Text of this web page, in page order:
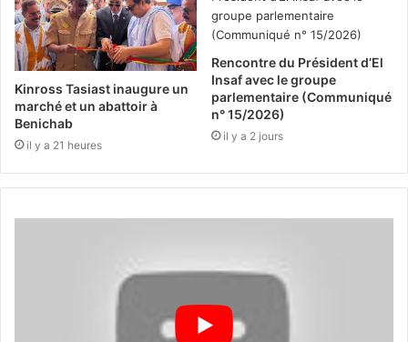
Kinross Tasiast inaugure un
marché et un abattoir à
Benichab
il y a 21 heures
Rencontre du Président d’El
Insaf avec le groupe
parlementaire (Communiqué
n° 15/2026)
il y a 2 jours